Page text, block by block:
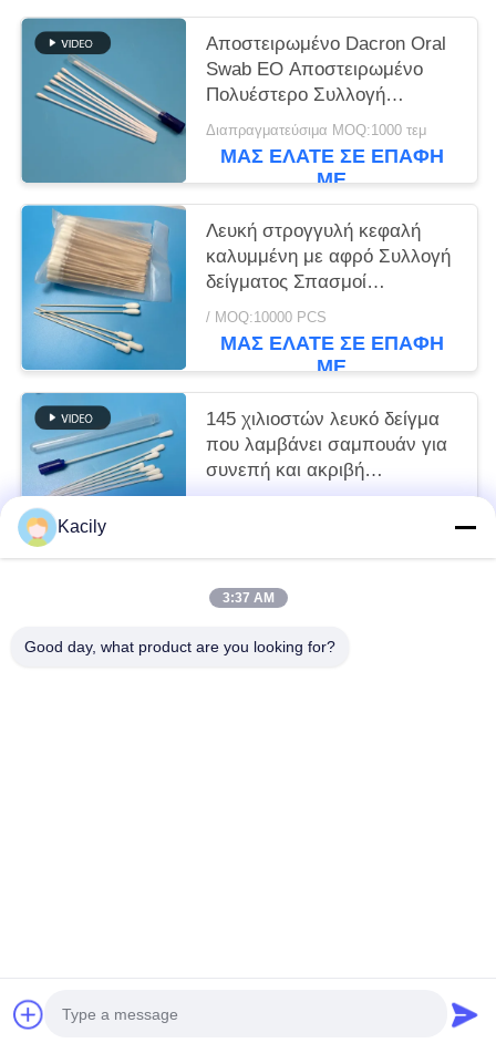
Αποστειρωμένο Dacron Oral
Swab EO Αποστειρωμένο
Πολυέστερο Συλλογή
δείγματος Swab VTM Kit
Διαπραγματεύσιμα MOQ:1000 τεμ
ΜΑΣ ΕΛΆΤΕ ΣΕ ΕΠΑΦΉ
ΜΕ
Λευκή στρογγυλή κεφαλή
καλυμμένη με αφρό Συλλογή
δείγματος Σπασμοί
Βαμβακερά μπουμπούκια
Κουμπί ξύλου
/ MOQ:10000 PCS
ΜΑΣ ΕΛΆΤΕ ΣΕ ΕΠΑΦΉ
ΜΕ
145 χιλιοστών λευκό δείγμα
που λαμβάνει σαμπουάν για
συνεπή και ακριβή
αποτελέσματα
ΜΕ
Kacily
3:37 AM
Good day, what product are you looking for?